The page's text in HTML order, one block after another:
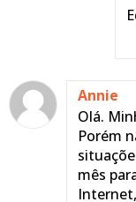
Annie
Olá.
Porém
mês